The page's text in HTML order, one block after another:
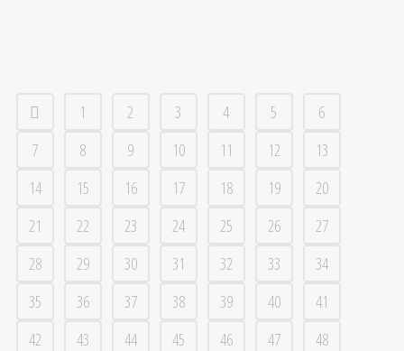
1 2 3 4 5
6
7
8 9 10 11 12
13
14
15 16 17 18 19
20
21
22 23 24 25 26
27
28
29 30 31 32 33
34
35
36 37 38 39 40
41
42
43 44 45 46 47
48